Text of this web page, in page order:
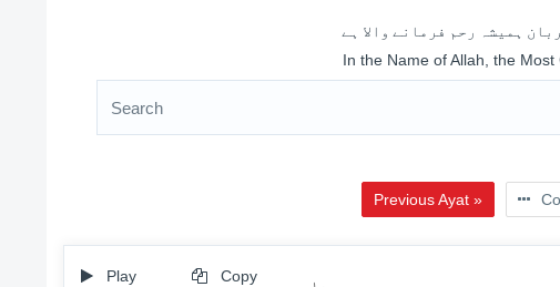
ہمیشہ رحم فرمانے والا ہے
In the Name of Allah, the
Previous Ayat »
Play Copy